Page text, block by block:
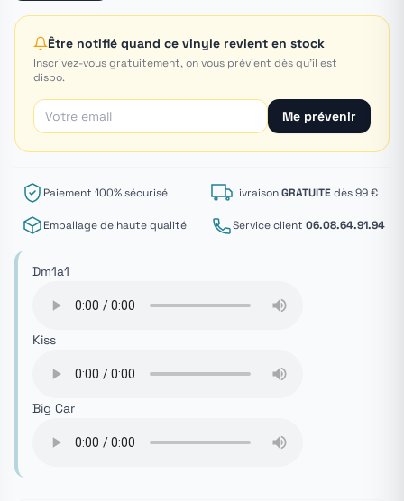
Être notifié quand ce vinyle revient en stock
Inscrivez-vous gratuitement, on vous prévient dès qu'il est
dispo.
Me prévenir
Paiement 100% sécurisé LivraisonGRATUITEdès 99 €
Emballage de haute qualité Service client 06.08.64.91.94
Dm1a1
Kiss
Big Car